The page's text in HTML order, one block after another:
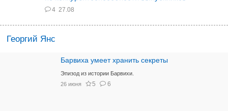
4 27.08
Георгий Янс
Барвиха умеет хранить секреты
Эпизод из истории Барвихи.
26 июня
5 6